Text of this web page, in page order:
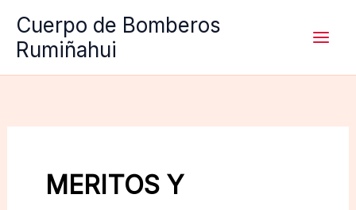
contenido
Cuerpo de Bomberos
Rumiñahui
MERITOS Y